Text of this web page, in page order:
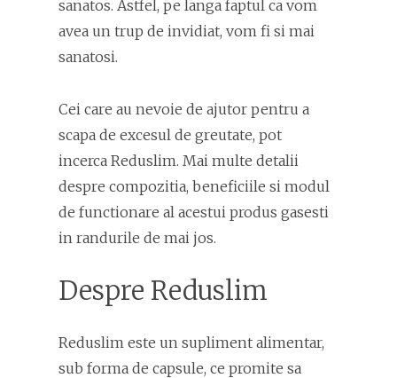
sanatos. Astfel, pe langa faptul ca vom
avea un trup de invidiat, vom fi si mai
sanatosi.
Cei care au nevoie de ajutor pentru a
scapa de excesul de greutate, pot
incerca Reduslim. Mai multe detalii
despre compozitia, beneficiile si modul
de functionare al acestui produs gasesti
in randurile de mai jos.
Despre Reduslim
Reduslim este un supliment alimentar,
sub forma de capsule, ce promite sa